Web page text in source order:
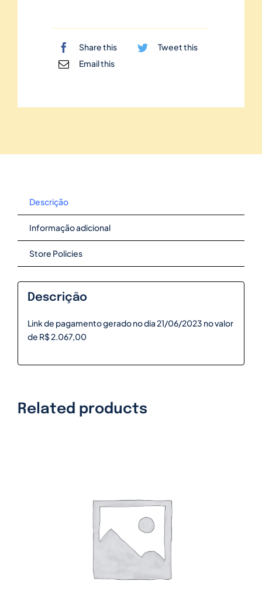
quantidade
Share this
Tweet this
Email this
Descrição
Informação adicional
Store Policies
Descrição
Link de pagamento gerado no dia 21/06/2023 no valor
de R$ 2.067,00
Related products